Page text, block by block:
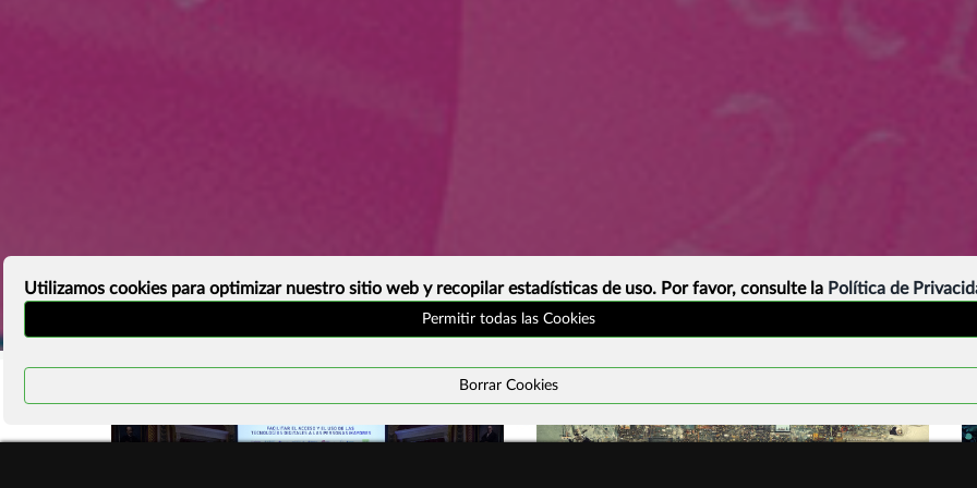
Utilizamos cookies para optimizar nuestro sitio web y recopilar estadísticas de uso. Por favor, consulte la Política de
Permitir todas las Cookies
Borrar Cookies